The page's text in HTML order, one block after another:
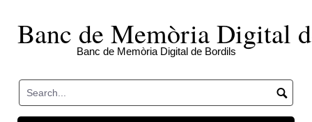
contentBanc de Memòria Digital
Banc de Memòria Digital de Bordils